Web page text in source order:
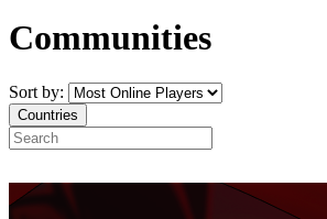
Communities
Sort by:
Countries